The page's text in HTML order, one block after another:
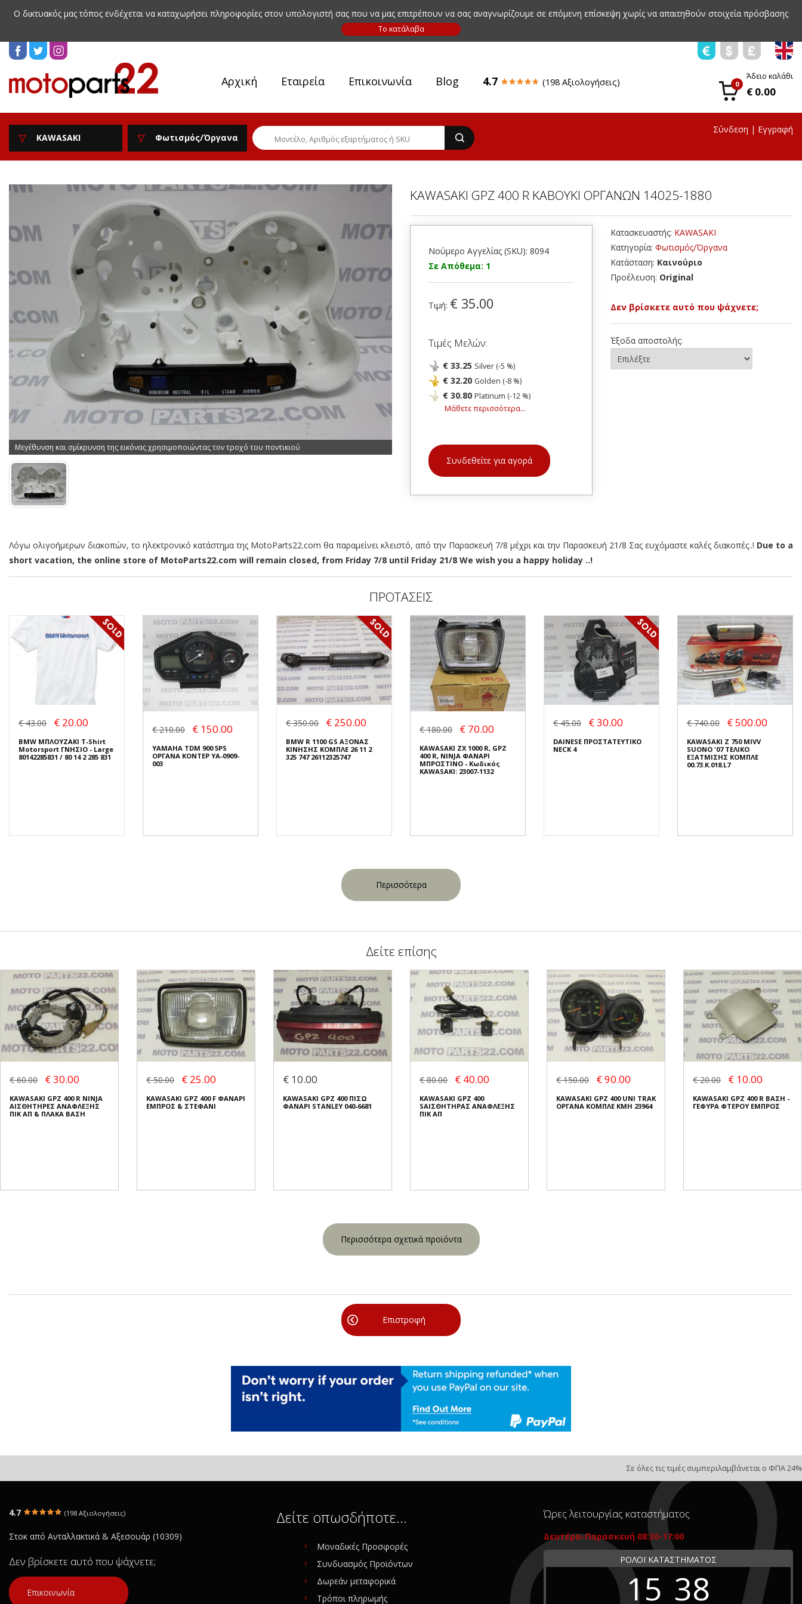
Ο δικτυακός μας τόπος ενδέχεται να καταχωρήσει πληροφορίες στον υπολογιστή σας που να μας επιτρέπουν να σας αναγνωρίζουμε σε επόμενη επίσκεψη χωρίς να απαιτηθούν στοιχεία πρόσβασης
Αρχική Εταιρεία Επικοινωνία Blog 4.7 (198 Αξιολογήσεις) 0
Άδειο καλάθι
€ 0.00
KAWASAKI Φωτισμός/Όργανα
Σύνδεση | Εγγραφή
Μεγέθυνση και σμίκρυνση της εικόνας χρησιμοποιώντας τον τροχό του ποντικιού
KAWASAKI GPZ 400 R ΚΑΒΟΥΚΙ ΟΡΓΑΝΩΝ 14025-1880
Νούμερο Αγγελίας (SKU): 8094
Σε Απόθεμα: 1
Τιμή: € 35.00
Τιμές Μελών:
€ 33.25 Silver (-5 %)
€ 32.20 Golden (-8 %)
€ 30.80 Platinum (-12 %)
Μάθετε περισσότερα...
Συνδεθείτε για αγορά
Κατασκευαστής: KAWASAKI
Κατηγορία: Φωτισμός/Όργανα
Κατάσταση: Καινούριο
Προέλευση: Original
Δεν βρίσκετε αυτό που ψάχνετε;
Έξοδα αποστολής:
Λόγω ολιγοήμερων διακοπών, το ηλεκτρονικό κατάστημα της MotoParts22.com θα παραμείνει κλειστό, από την Παρασκευή 7/8 μέχρι και την Παρασκευή 21/8 Σας ευχόμαστε καλές διακοπές..! Due to a
short vacation, the online store of MotoParts22.com will remain closed, from Friday 7/8 until Friday 21/8 We wish you a happy holiday ..!
ΠΡΟΤΑΣΕΙΣ
€ 43.00 € 20.00
BMW ΜΠΛΟΥΖΑΚΙ T-Shirt
Motorsport ΓΝΗΣΙΟ - Large
80142285831 / 80 14 2 285 831
€ 210.00 € 150.00
YAMAHA TDM 900 5PS
ΟΡΓΑΝΑ ΚΟΝΤΕΡ YA-0909-
003
€ 350.00 € 250.00
BMW R 1100 GS ΑΞΟΝΑΣ
ΚΙΝΗΣΗΣ ΚΟΜΠΛΕ 26 11 2
325 747 26112325747
€ 180.00 € 70.00
KAWASAKI ZX 1000 R, GPZ
400 R, NINJA ΦΑΝΑΡΙ
ΜΠΡΟΣΤΙΝΟ - Κωδικός
KAWASAKI: 23007-1132
€ 45.00 € 30.00
DAINESE ΠΡΟΣΤΑΤΕΥΤΙΚΟ
NECK 4
€ 740.00 € 500.00
KAWASAKI Z 750 MIVV
SUONO '07 ΤΕΛΙΚΟ
ΕΞΑΤΜΙΣΗΣ ΚΟΜΠΛΕ
00.73.K.018.L7
Περισσότερα
Δείτε επίσης
€ 60.00 € 30.00
KAWASAKI GPZ 400 R NINJA
ΑΙΣΘΗΤΗΡΕΣ ΑΝΑΦΛΕΞΗΣ
ΠΙΚ ΑΠ & ΠΛΑΚΑ ΒΑΣΗ
€ 50.00 € 25.00
KAWASAKI GPZ 400 F ΦΑΝΑΡΙ
ΕΜΠΡΟΣ & ΣΤΕΦΑΝΙ
€ 10.00
KAWASAKI GPZ 400 ΠΙΣΩ
ΦΑΝΑΡΙ STANLEY 040-6681
€ 80.00 € 40.00
KAWASAKI GPZ 400
SΑΙΣΘΗΤΗΡΑΣ ΑΝΑΦΛΕΞΗΣ
ΠΙΚ ΑΠ
€ 150.00 € 90.00
KAWASAKI GPZ 400 UNI TRAK
ΟΡΓΑΝΑ ΚΟΜΠΛΕ KMH 23964
€ 20.00 € 10.00
KAWASAKI GPZ 400 R ΒΑΣΗ -
ΓΕΦΥΡΑ ΦΤΕΡΟΥ ΕΜΠΡΟΣ
Περισσότερα σχετικά προϊόντα
Επιστροφή
Σε όλες τις τιμές συμπεριλαμβάνεται ο ΦΠΑ 24%
4.7 (198 Αξιολογήσεις)
Στοκ από Ανταλλακτικά & Αξεσουάρ (10309)
Δεν βρίσκετε αυτό που ψάχνετε;
Επικοινωνία
Δείτε οπωσδήποτε…
Μοναδικές Προσφορές
Συνδυασμός Προϊόντων
Δωρεάν μεταφορικά
Τρόποι πληρωμής
Ώρες λειτουργίας καταστήματος
Δευτέρα-Παρασκευή 08:30-17:00
ΡΟΛΟΪ ΚΑΤΑΣΤΗΜΑΤΟΣ
15 38